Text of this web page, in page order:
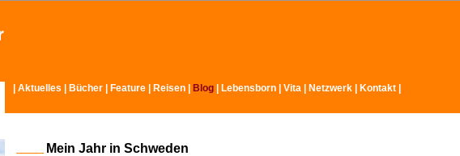
Aktuelles Bücher Feature Reisen Blog Lebensborn Vita Netzwerk Kontakt
Mein Jahr in Schweden